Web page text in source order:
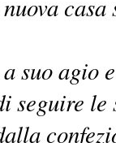
suo agio
seguire